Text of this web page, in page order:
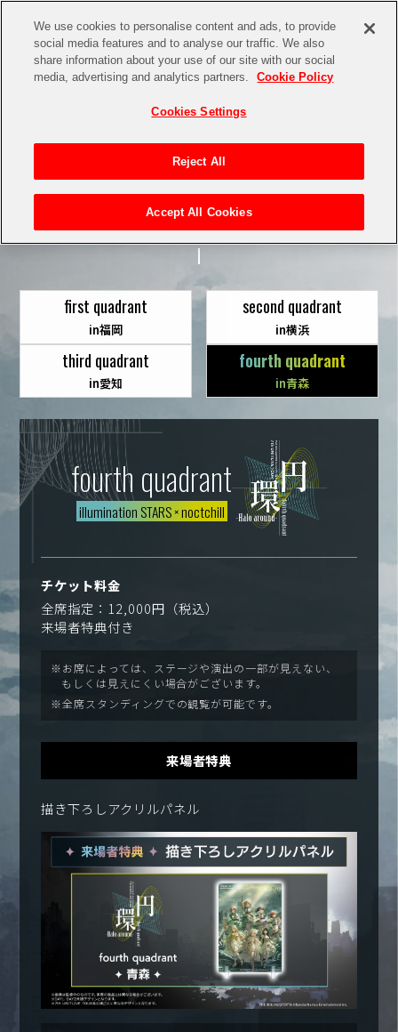
TICKET
first quadrant
in福岡
second quadrant
in横浜
third quadrant
in愛知
fourth quadrant
in青森
fourth quadrant
illumination STARS×noctchill
チケット料金
全席指定：12,000円（税込）
来場者特典付き
※お席によっては、ステージや演出の一部が見えない、
もしくは見えにくい場合がございます。
※全席スタンディングでの観覧が可能です。
来場者特典
描き下ろしアクリルパネル
We use cookies to personalise content and ads, to provide
social media features and to analyse our traffic. We also
share information about your use of our site with our social
media, advertising and analytics partners.
Cookie Policy
Cookies Settings
Reject All
Accept All Cookies